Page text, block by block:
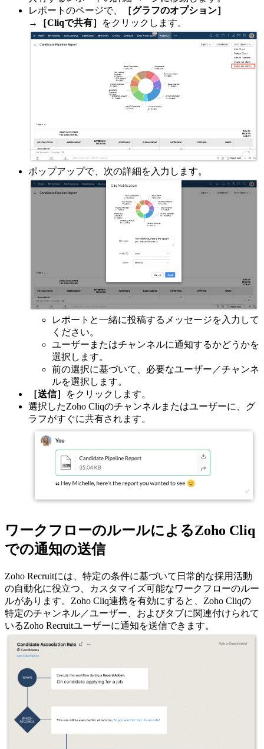
レポートのページで、
［グラフのオプション］
→［Cliqで共有］
をクリックします。
ポップアップで、次の詳細を入力します。
レポートと一緒に投稿するメッセージを入力して
ください。
ユーザーまたはチャンネルに通知するかどうかを
選択します。
前の選択に基づいて、必要なユーザー／チャンネ
ルを選択します。
［送信］
をクリックします。
選択したZoho Cliqのチャンネルまたはユーザーに、グ
ラフがすぐに共有されます。
ワークフローのルールによるZoho Cliq
での通知の送信
Zoho Recruitには、特定の条件に基づいて日常的な採用活動
の自動化に役立つ、カスタマイズ可能なワークフローのルー
ルがあります。Zoho Cliq連携を有効にすると、Zoho Cliqの
特定のチャンネル／ユーザー、およびタブに関連付けられて
いるZoho Recruitユーザーに通知を送信できます。